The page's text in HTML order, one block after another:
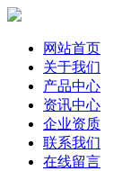
网站首页
关于我们
产品中心
资讯中心
企业资质
联系我们
在线留言